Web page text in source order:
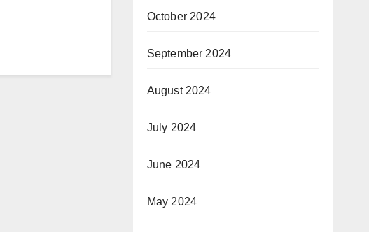
October 2024
September 2024
August 2024
July 2024
June 2024
May 2024